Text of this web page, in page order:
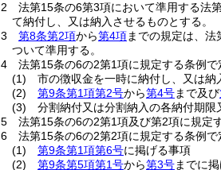
2
法第15条の6第3項において準用する法
て納付し、又は納入させるものとする。
3
第8条第2項から第4項までの規定は、
ついて準用する。
4
法第15条の6の2第1項に規定する条例で
(1)
市の徴収金を一時に納付し、又は
(2)
第9条第1項第2号から第4号まで及び
(3)
分割納付又は分割納入の各納付期
5
法第15条の6の2第1項及び第2項に規定
6
法第15条の6の2第2項に規定する条例で
(1)
第9条第1項第6号に掲げる事項
(2)
第9条第5項第1号から第3号までに